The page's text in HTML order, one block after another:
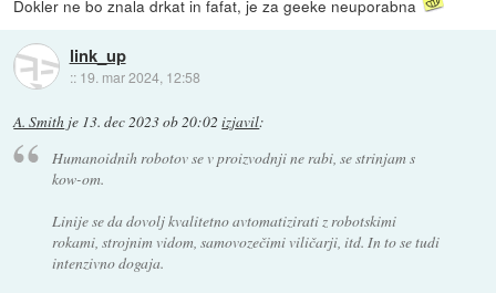
Dokler ne bo znala drkat in fafat, je za geeke neuporabna
link_up
:: 19. mar 2024, 12:58
A. Smith je 13. dec 2023 ob 20:02 izjavil:
Humanoidnih robotov se v proizvodnji ne rabi, se strinjam s
kow-om.
Linije se da dovolj kvalitetno avtomatizirati z robotskimi
rokami, strojnim vidom, samovozečimi viličarji, itd. In to se tudi
intenzivno dogaja.